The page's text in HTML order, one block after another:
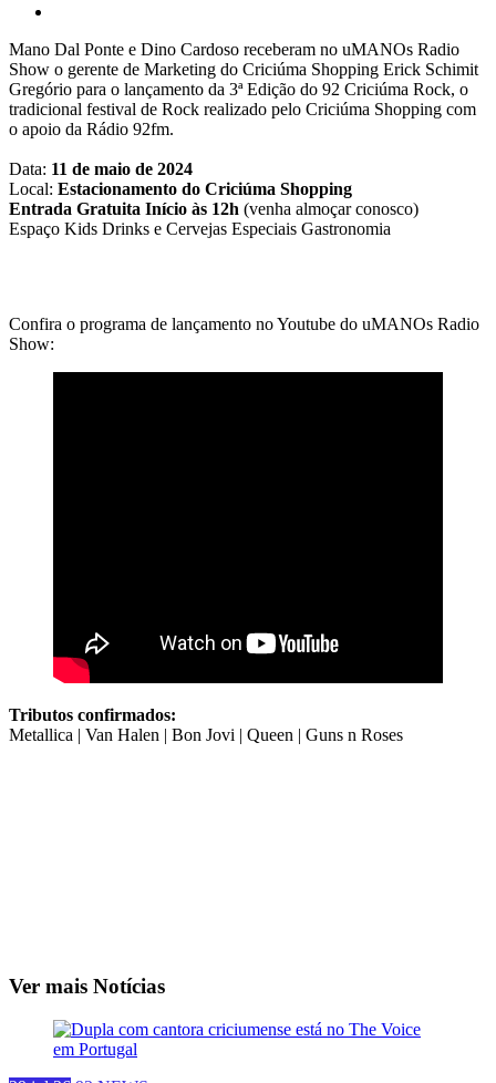
Mano Dal Ponte e Dino Cardoso receberam no uMANOs Radio
Show o gerente de Marketing do Criciúma Shopping Erick Schimit
Gregório para o lançamento da 3ª Edição do 92 Criciúma Rock, o
tradicional festival de Rock realizado pelo Criciúma Shopping com
o apoio da Rádio 92fm.
Data: 11 de maio de 2024
Local: Estacionamento do Criciúma Shopping
Entrada Gratuita Início às 12h (venha almoçar conosco)
Espaço Kids Drinks e Cervejas Especiais Gastronomia
Confira o programa de lançamento no Youtube do uMANOs Radio
Show:
Tributos confirmados:
Metallica | Van Halen | Bon Jovi | Queen | Guns n Roses
Ver mais Notícias